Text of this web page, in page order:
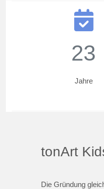
23
Jahre
tonArt
Die Gründung